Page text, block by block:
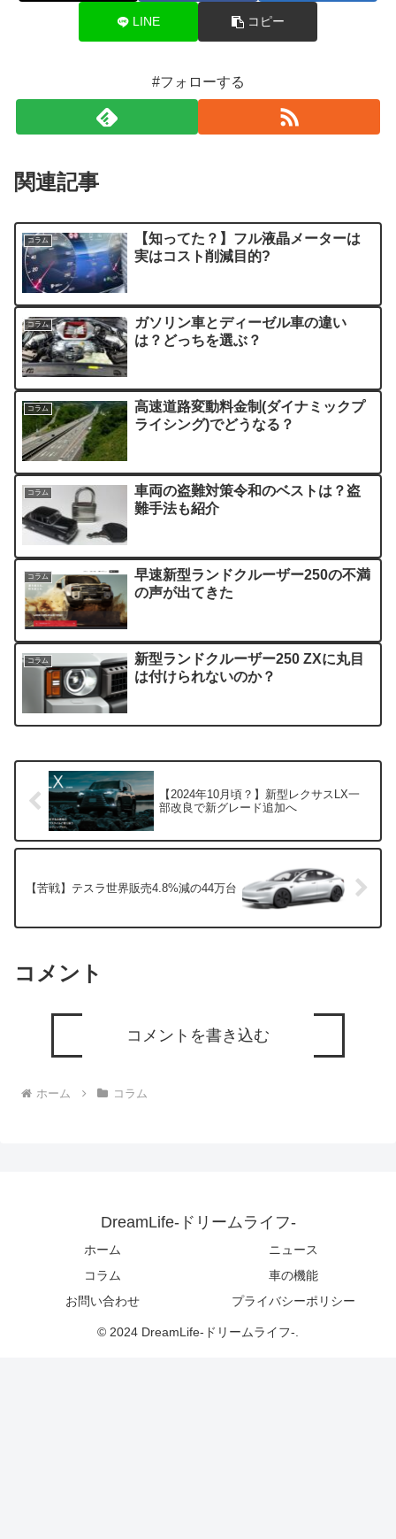
LINE コピー
#フォローする
関連記事
コラム
【知ってた？】フル液晶メーターは
実はコスト削減目的?
コラム
ガソリン車とディーゼル車の違い
は？どっちを選ぶ？
コラム
高速道路変動料金制(ダイナミックプ
ライシング)でどうなる？
コラム
車両の盗難対策令和のベストは？盗
難手法も紹介
コラム
早速新型ランドクルーザー250の不満
の声が出てきた
コラム
新型ランドクルーザー250 ZXに丸目
は付けられないのか？
【2024年10月頃？】新型レクサスLX一
部改良で新グレード追加へ
【苦戦】テスラ世界販売4.8%減の44万台
コメント
コメントを書き込む
ホーム コラム
DreamLife-ドリームライフ-
ホーム
ニュース
コラム
車の機能
お問い合わせ
プライバシーポリシー
© 2024 DreamLife-ドリームライフ-.